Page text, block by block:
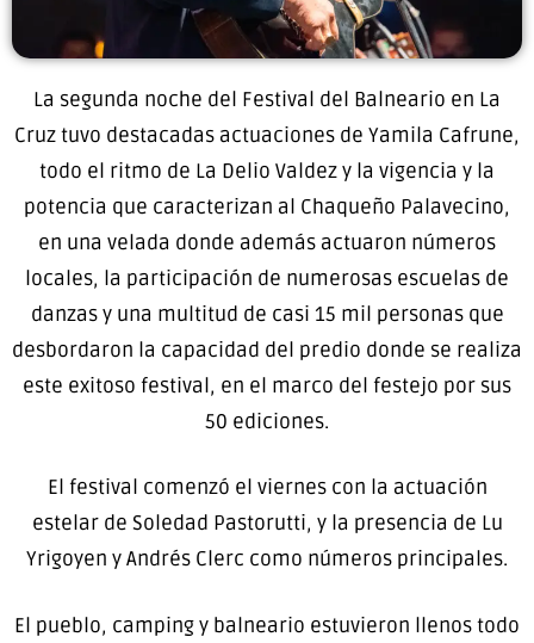
La segunda noche del Festival del Balneario en La
Cruz tuvo destacadas actuaciones de Yamila Cafrune,
todo el ritmo de La Delio Valdez y la vigencia y la
potencia que caracterizan al Chaqueño Palavecino,
en una velada donde además actuaron números
locales, la participación de numerosas escuelas de
danzas y una multitud de casi 15 mil personas que
desbordaron la capacidad del predio donde se realiza
este exitoso festival, en el marco del festejo por sus
50 ediciones.
El festival comenzó el viernes con la actuación
estelar de Soledad Pastorutti, y la presencia de Lu
Yrigoyen y Andrés Clerc como números principales.
El pueblo, camping y balneario estuvieron llenos todo